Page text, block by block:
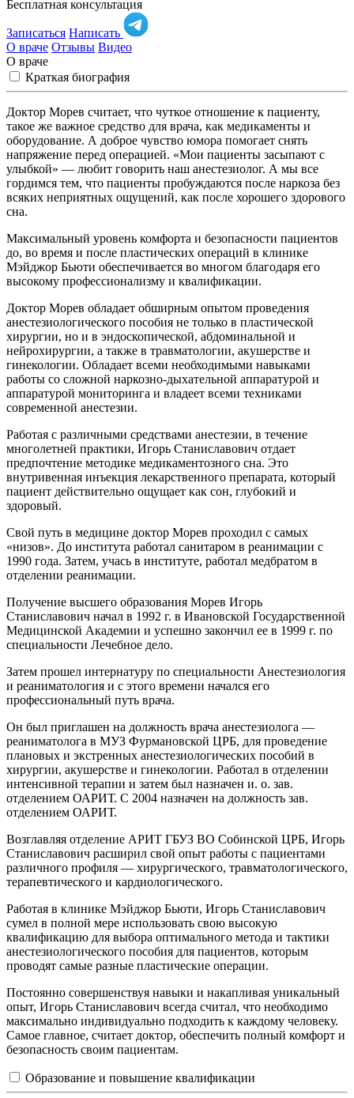
Бесплатная консультация
Записаться Написать
О враче Отзывы Видео
О враче
Краткая биография
Доктор Морев считает, что чуткое отношение к пациенту,
такое же важное средство для врача, как медикаменты и
оборудование. А доброе чувство юмора помогает снять
напряжение перед операцией. «Мои пациенты засыпают с
улыбкой» — любит говорить наш анестезиолог. А мы все
гордимся тем, что пациенты пробуждаются после наркоза без
всяких неприятных ощущений, как после хорошего здорового
сна.
Максимальный уровень комфорта и безопасности пациентов
до, во время и после пластических операций в клинике
Мэйджор Бьюти обеспечивается во многом благодаря его
высокому профессионализму и квалификации.
Доктор Морев обладает обширным опытом проведения
анестезиологического пособия не только в пластической
хирургии, но и в эндоскопической, абдоминальной и
нейрохирургии, а также в травматологии, акушерстве и
гинекологии. Обладает всеми необходимыми навыками
работы со сложной наркозно-дыхательной аппаратурой и
аппаратурой мониторинга и владеет всеми техниками
современной анестезии.
Работая с различными средствами анестезии, в течение
многолетней практики, Игорь Станиславович отдает
предпочтение методике медикаментозного сна. Это
внутривенная инъекция лекарственного препарата, который
пациент действительно ощущает как сон, глубокий и
здоровый.
Свой путь в медицине доктор Морев проходил с самых
«низов». До института работал санитаром в реанимации с
1990 года. Затем, учась в институте, работал медбратом в
отделении реанимации.
Получение высшего образования Морев Игорь
Станиславович начал в 1992 г. в Ивановской Государственной
Медицинской Академии и успешно закончил ее в 1999 г. по
специальности Лечебное дело.
Затем прошел интернатуру по специальности Анестезиология
и реаниматология и с этого времени начался его
профессиональный путь врача.
Он был приглашен на должность врача анестезиолога —
реаниматолога в МУЗ Фурмановской ЦРБ, для проведение
плановых и экстренных анестезиологических пособий в
хирургии, акушерстве и гинекологии. Работал в отделении
интенсивной терапии и затем был назначен и. о. зав.
отделением ОАРИТ. С 2004 назначен на должность зав.
отделением ОАРИТ.
Возглавляя отделение АРИТ ГБУЗ ВО Собинской ЦРБ, Игорь
Станиславович расширил свой опыт работы с пациентами
различного профиля — хирургического, травматологического,
терапевтического и кардиологического.
Работая в клинике Мэйджор Бьюти, Игорь Станиславович
сумел в полной мере использовать свою высокую
квалификацию для выбора оптимального метода и тактики
анестезиологического пособия для пациентов, которым
проводят самые разные пластические операции.
Постоянно совершенствуя навыки и накапливая уникальный
опыт, Игорь Станиславович всегда считал, что необходимо
максимально индивидуально подходить к каждому человеку.
Самое главное, считает доктор, обеспечить полный комфорт и
безопасность своим пациентам.
Образование и повышение квалификации